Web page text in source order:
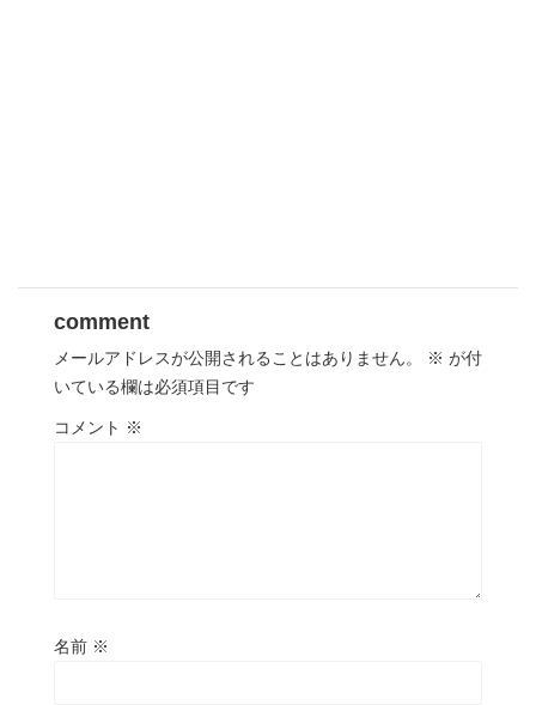
comment
メールアドレスが公開されることはありません。 ※ が付
いている欄は必須項目です
コメント ※
名前 ※